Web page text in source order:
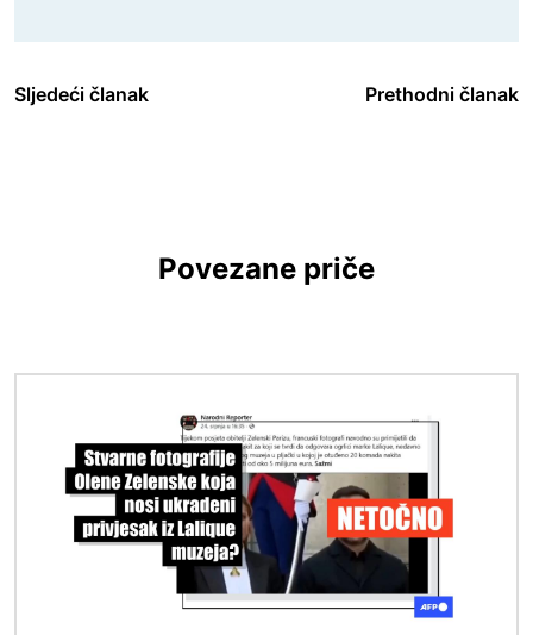
Sljedeći članak Prethodni članak
Povezane priče